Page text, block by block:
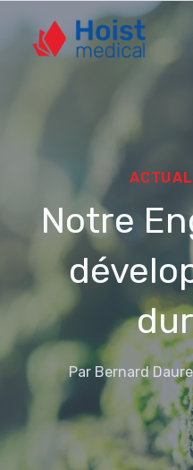
contenu
Notre
Par Bernard